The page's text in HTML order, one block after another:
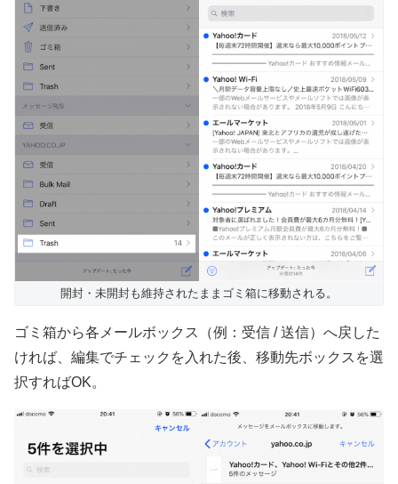
開封・未開封も維持されたままゴミ箱に移動される。
ゴミ箱から各メールボックス（例：受信 / 送信）へ戻した
ければ、編集でチェックを入れた後、移動先ボックスを選
択すればOK。